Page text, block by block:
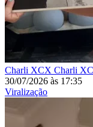
Charli XCX Charli
30/07/2026 às 17:35
Viralização